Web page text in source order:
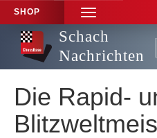
SHOP
TOGGLE
NAVIGATION
Schach
Nachrichten
Die Rapid-